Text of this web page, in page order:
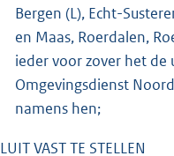
Bergen (L), Echt-
en Maas, Roerdalen,
ieder voor zover het
Omgevingsdienst
namens hen;
VAST TE STELLEN